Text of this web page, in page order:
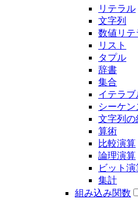
リテラル
文字列
数値リテ
リスト
タプル
辞書
集合
イテラブ
シーケン
文字列の
算術
比較演算
論理演算
ビット演
集計
組み込み関数